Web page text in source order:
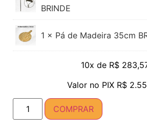
BRINDE
1 × Pá de Madeira 35cm
10x de R$
Valor no PIX‎‎ R$
COMPRAR